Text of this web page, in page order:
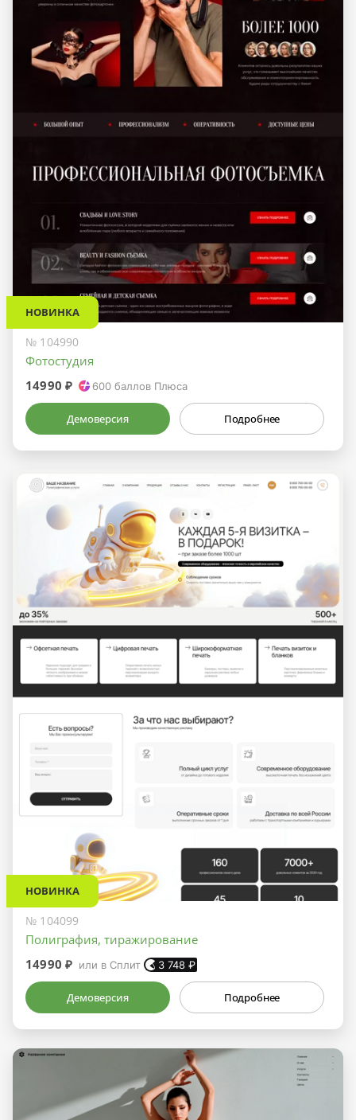
НОВИНКА
№ 104990
Фотостудия
14990 ₽
600 баллов Плюса
Демоверсия Подробнее
НОВИНКА
№ 104099
Полиграфия, тиражирование
14990 ₽ или в Сплит 3 748 ₽
Демоверсия Подробнее